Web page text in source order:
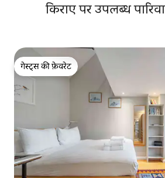
किराए पर उपलब्ध
गेस्ट्स की फ़ेवरेट
गेस्ट्स की फ़ेवरेट